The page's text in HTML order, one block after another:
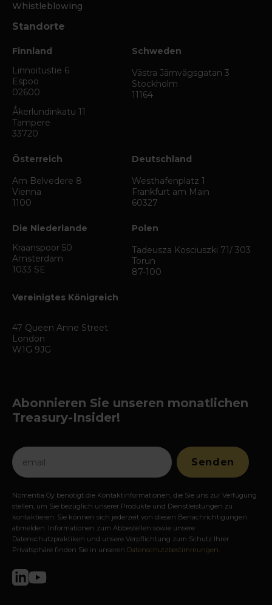
Whistleblowing
Standorte
Finnland
Linnoitustie 6
Espoo
02600
Åkerlundinkatu 11
Tampere
33720
Schweden
Västra Järnvägsgatan 3
Stockholm
11164
Österreich
Am Belvedere 8
Vienna
1100
Deutschland
Westhafenplatz 1
Frankfurt am Main
60327
Die Niederlande
Kraanspoor 50
Amsterdam
1033 SE
Polen
Tadeusza Kosciuszki 71/ 303
Torun
87-100
Vereinigtes Königreich
47 Queen Anne Street
London
W1G 9JG
Abonnieren Sie unseren monatlichen
Treasury-Insider!
Nomentia Oy benötigt die Kontaktinformationen, die Sie uns zur Verfügung
stellen, um Sie bezüglich unserer Produkte und Dienstleistungen zu
kontaktieren. Sie können sich jederzeit von diesen Benachrichtigungen
abmelden. Informationen zum Abbestellen sowie unsere
Datenschutzpraktiken und unsere Verpflichtung zum Schutz Ihrer
Privatsphäre finden Sie in unseren Datenschutzbestimmungen.